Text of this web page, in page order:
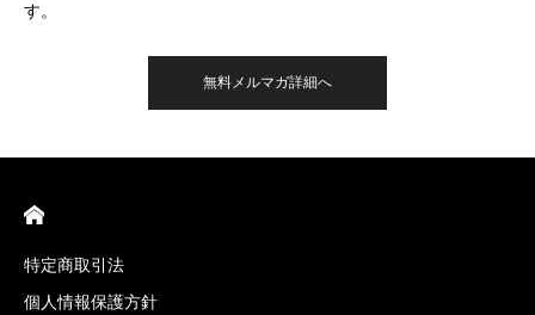
す。
無料メルマガ詳細へ
特定商取引法
個人情報保護方針